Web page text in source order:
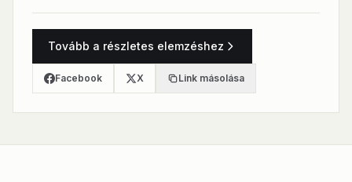
Tovább a részletes elemzéshez
Facebook X Link másolása